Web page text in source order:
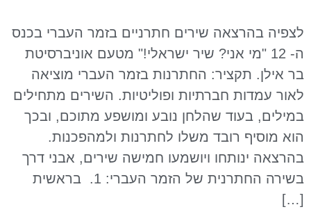
לצפיה בהרצאה שירים חתרניים בזמר העברי בכנס
ה- 12 "מי אני? שיר ישראלי!" מטעם אוניברסיטת
בר אילן. תקציר: החתרנות בזמר העברי מוציאה
לאור עמדות חברתיות ופוליטיות. השירים מתחילים
במילים, בעוד שהלחן נובע ומושפע מתוכם, ובכך
הוא מוסיף רובד משלו לחתרנות ולמהפכנות.
בהרצאה ינותחו ויושמעו חמישה שירים, אבני דרך
בשירה החתרנית של הזמר העברי: 1. בראשית
[…]